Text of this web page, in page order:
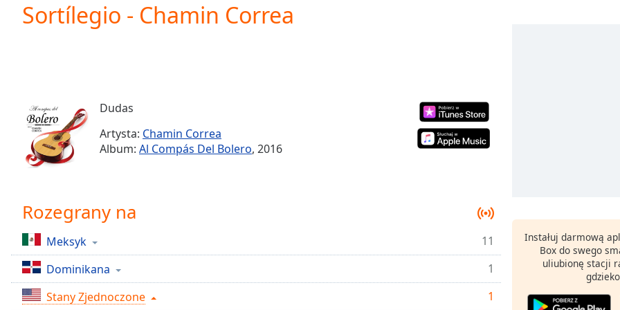
Current
Time0:00
Stream
TypeLIVE
Seek to
live,
currently
Time-
1x
Playback
Rate
Sortílegio - Chamin Correa
Dudas
Artysta: Chamin Correa
Album: Al Compás Del Bolero, 2016
Rozegrany na
Meksyk
11
Dominikana
1
Stany Zjednoczone
1
Instałuj darmową
Box do swego
uliubionę stacji